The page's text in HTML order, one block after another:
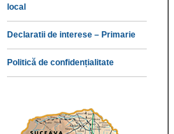
local
Declaratii de interese – Primarie
Politică de confidențialitate